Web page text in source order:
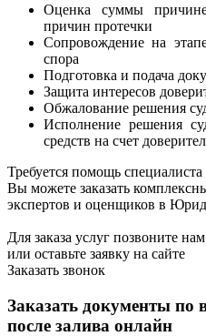
Оценка суммы
причин протечки
Сопровождение на
спора
Подготовка и подача
Защита интересов
Обжалование решения
Исполнение решения
средств на счет
Требуется помощь специалиста
Вы можете заказать
экспертов и оценщиков в
Для заказа услуг позвоните
или оставьте заявку на сайте
Заказать звонок
Заказать документы по
после залива онлайн